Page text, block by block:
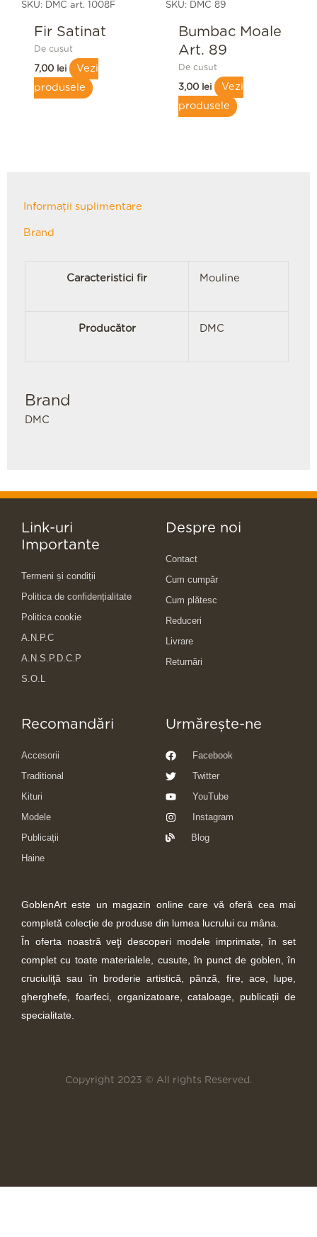
SKU: DMC art. 1008F
Fir Satinat
De cusut
7,00 lei
Vezi
produsele
SKU: DMC 89
Bumbac Moale
Art. 89
De cusut
3,00 lei
Vezi
produsele
Informații suplimentare
Brand
Caracteristici fir Mouline
Producător DMC
Brand
DMC
Link-uri
Importante
Termeni și condiții
Politica de confidențialitate
Politica cookie
A.N.P.C
A.N.S.P.D.C.P
S.O.L
Despre noi
Contact
Cum cumpăr
Cum plătesc
Reduceri
Livrare
Returnări
Recomandări
Accesorii
Traditional
Kituri
Modele
Publicații
Haine
Urmărește-ne
Facebook
Twitter
YouTube
Instagram
Blog
GoblenArt este un magazin online care vă oferă cea mai
completă colecție de produse din lumea lucrului cu mâna.
În oferta noastră veţi descoperi modele imprimate, în set
complet cu toate materialele, cusute, în punct de goblen, în
cruciuliţă sau în broderie artistică, pânză, fire, ace, lupe,
gherghefe, foarfeci, organizatoare, cataloage, publicații de
specialitate.
Copyright 2023 © All rights Reserved.